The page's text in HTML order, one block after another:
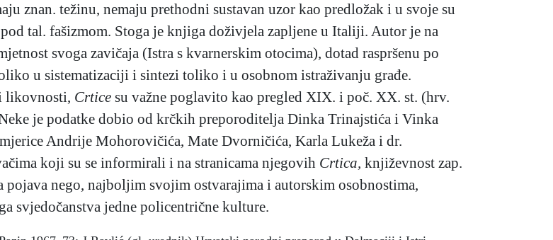
znan. težinu, nemaju prethodni sustavan uzor kao predložak i u svoje su
tal. fašizmom. Stoga je knjiga doživjela zapljene u Italiji. Autor je na
svoga zavičaja (Istra s kvarnerskim otocima), dotad raspršenu po
u sistematizaciji i sintezi toliko i u osobnom istraživanju građe.
likovnosti, Crtice su važne poglavito kao pregled XIX. i poč. XX. st. (hrv.
je podatke dobio od krčkih preporoditelja Dinka Trinajstića i Vinka
Andrije Mohorovičića, Mate Dvorničića, Karla Lukeža i dr.
koji su se informirali i na stranicama njegovih Crtica, književnost zap.
pojava nego, najboljim svojim ostvarajima i autorskim osobnostima,
svjedočanstva jedne policentrične kulture.